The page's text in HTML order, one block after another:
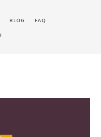
BLOG FAQ